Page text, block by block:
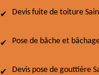
Devis fuite de toiture
Pose de bâche et
Devis pose de gouttière